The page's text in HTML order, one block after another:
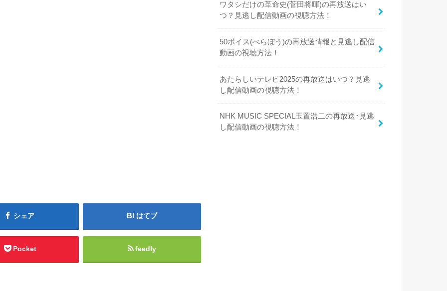
シェア はてブ
Pocket feedly
ワタシだけの革命史(菅田将暉)の再放送はい
つ？見逃し配信動画の視聴方法！
50ボイス(べらぼう)の再放送情報と見逃し配信
動画の視聴方法！
あたらしいテレビ2025の再放送はいつ？見逃
し配信動画の視聴方法！
NHK MUSIC SPECIAL玉置浩二の再放送･見逃
し配信動画の視聴方法！